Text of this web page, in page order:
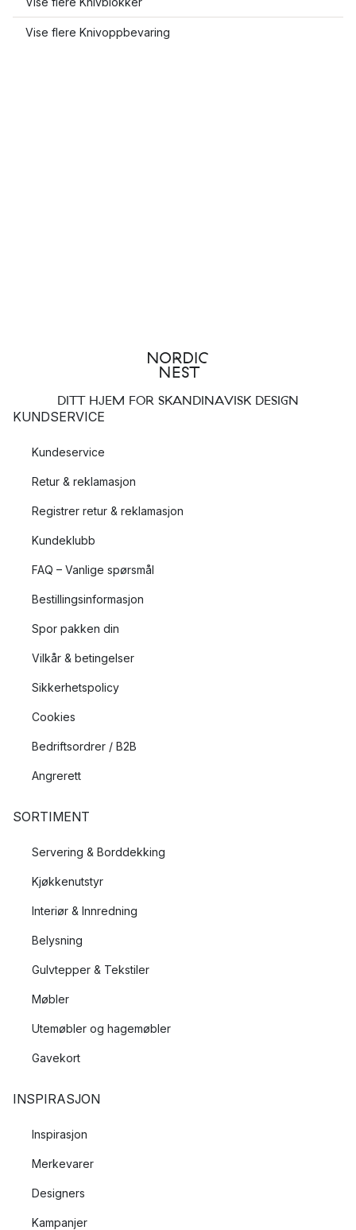
Vise flere Knivoppbevaring
DITT HJEM FOR SKANDINAVISK DESIGN
KUNDSERVICE
Kundeservice
Retur & reklamasjon
Registrer retur & reklamasjon
Kundeklubb
FAQ – Vanlige spørsmål
Bestillingsinformasjon
Spor pakken din
Vilkår & betingelser
Sikkerhetspolicy
Cookies
Bedriftsordrer / B2B
Angrerett
SORTIMENT
Servering & Borddekking
Kjøkkenutstyr
Interiør & Innredning
Belysning
Gulvtepper & Tekstiler
Møbler
Utemøbler og hagemøbler
Gavekort
INSPIRASJON
Inspirasjon
Merkevarer
Designers
Kampanjer